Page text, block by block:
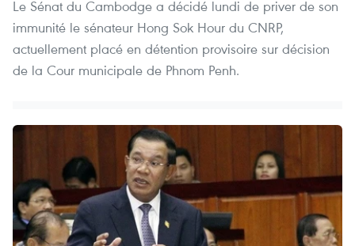
Le Sénat du Cambodge a décidé lundi de priver de son
immunité le sénateur Hong Sok Hour du CNRP,
actuellement placé en détention provisoire sur décision
de la Cour municipale de Phnom Penh.